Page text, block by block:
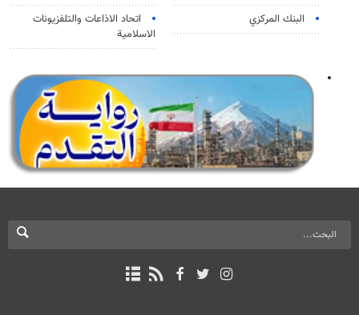
البنك المركزي
اتحاد الاذاعات والتلفزيونات
الاسلامية